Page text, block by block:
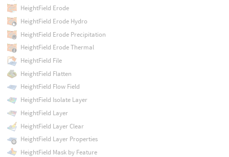
HeightField Erode
HeightField Erode Hydro
HeightField Erode Precipitation
HeightField Erode Thermal
HeightField File
HeightField Flatten
HeightField Flow Field
HeightField Isolate Layer
HeightField Layer
HeightField Layer Clear
HeightField Layer Properties
HeightField Mask by Feature